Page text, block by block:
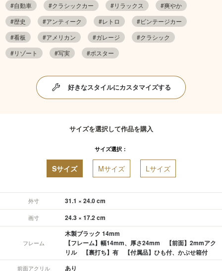
#自動車
#クラシックカー #リラックス
#爽やか
#歴史
#アンティーク #レトロ
#ビンテージカー
#看板
#アメリカン #ガレージ
#クラシック
#リゾート
#写実 #ポスター
好きなスタイルにカスタマイズする
サイズを選択して作品を購入
サイズ選択：
Sサイズ Mサイズ Lサイズ
外寸 31.1 × 24.0 cm
画寸 24.3 × 17.2 cm
フレーム
木製ブラック 14mm
【フレーム】幅14mm、厚さ24mm 【前面】2mmアク
リル 【裏打ち】有 【付属品】ひも付、かぶせ箱付
前面アクリル あり